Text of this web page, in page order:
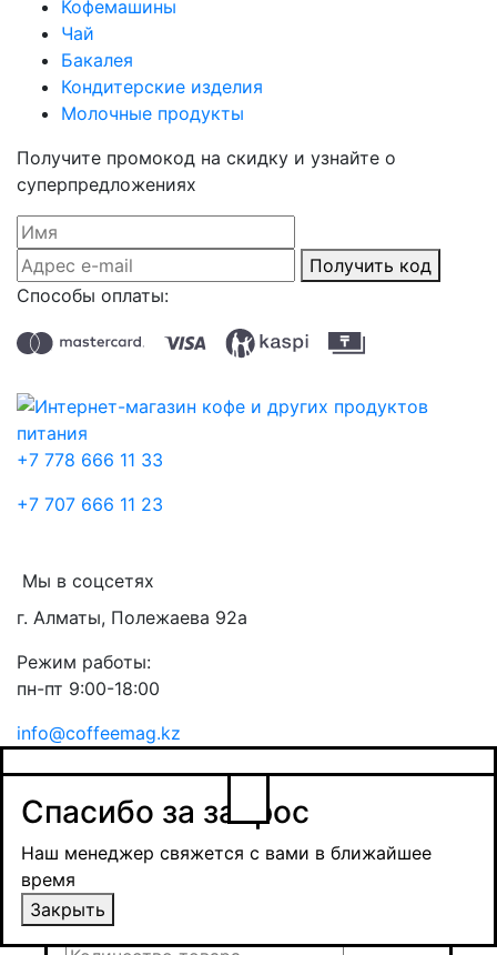
Кофемашины
Чай
Бакалея
Кондитерские изделия
Молочные продукты
Получите промокод на скидку и узнайте о
суперпредложениях
Получить код
Способы оплаты:
+7 778 666 11 33
+7 707 666 11 23
Мы в соцсетях
г. Алматы, Полежаева 92а
Режим работы:
пн-пт 9:00-18:00
info@coffeemag.kz
Заказ товара
Уведомить о поступлении
Спасибо за заявку
Наш менеджер свяжется с вами в ближайшее
время и обсудит сроки поставки и условия
оплаты
Закрыть
Получить оптовую цену
Спасибо за запрос
Наш менеджер свяжется с вами в ближайшее
время
Закрыть